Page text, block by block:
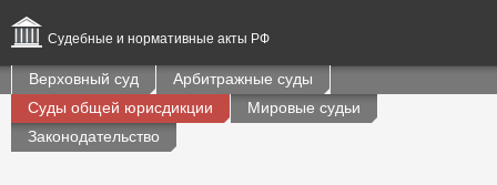
Судебные и нормативные акты РФ
Верховный суд
Арбитражные суды
Суды общей юрисдикции
Мировые судьи
Законодательство